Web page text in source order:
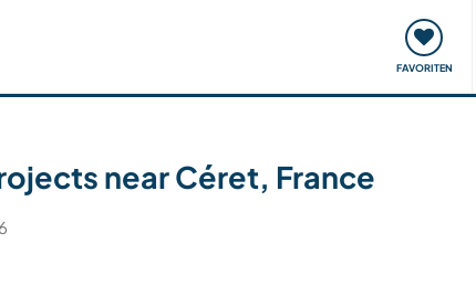
FAVORITEN
Reisen & Lernen
near Céret, France